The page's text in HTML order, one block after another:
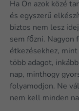
Ha Ön azok közé
és egyszerű
biztos nem lesz
sem főzni. Nagyon
étkezésekhez,
több adagot,
nap, minthogy
folyamodjon. Ne
nem kell minden